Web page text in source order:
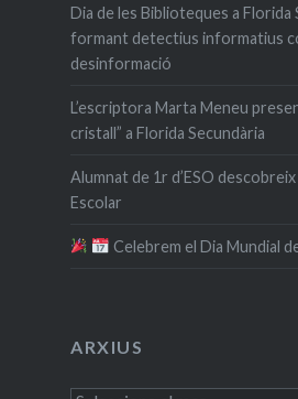
Dia de les Biblioteques a Florida
formant detectius informatius
desinformació
L’escriptora Marta Meneu
cristall” a Florida Secundària
Alumnat de 1r d’ESO
Escolar
Celebrem el Dia Mundial
ARXIUS